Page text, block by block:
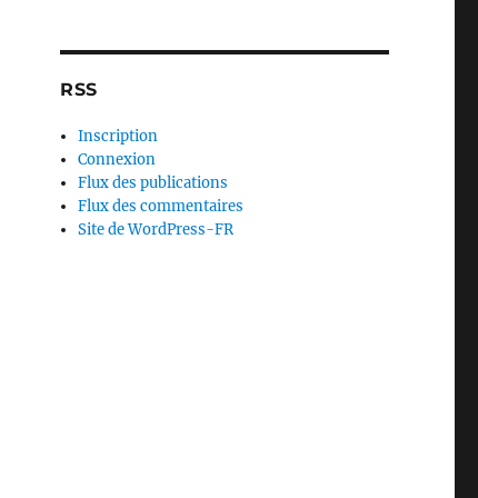
RSS
Inscription
Connexion
Flux des publications
Flux des commentaires
Site de WordPress-FR